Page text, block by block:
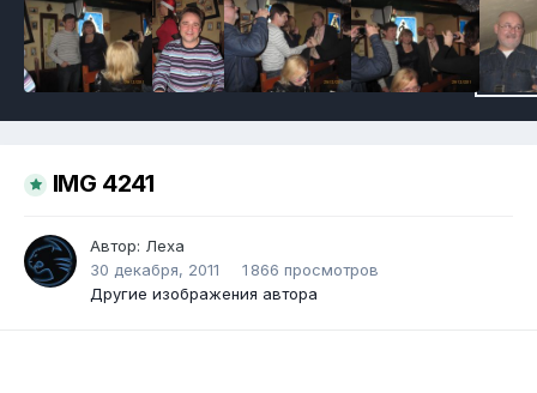
IMG 4241
Автор: Леха
30 декабря, 2011
1 866 просмотров
Другие изображения автора